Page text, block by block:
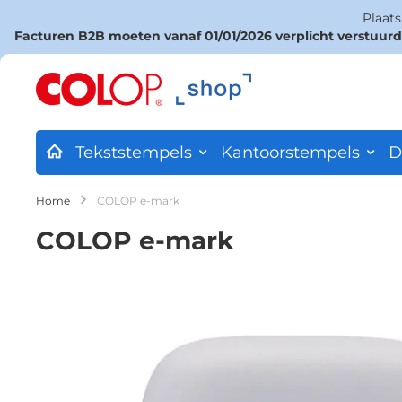
Facturen B2B moeten vanaf 01/01/2026 verplicht
Ga
Tekststempels Kantoorstempels
Home COLOP e-mark
COLOP e-mark